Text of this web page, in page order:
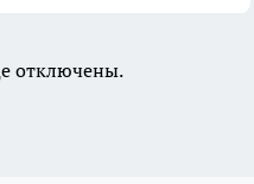
отключены.